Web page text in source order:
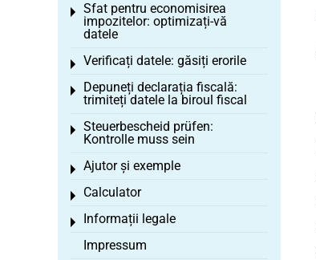
Sfat pentru economisirea
impozitelor: optimizați-vă
datele
Toggle menu
Verificați datele: găsiți erorile
Toggle menu
Depuneți declarația fiscală:
trimiteți datele la biroul fiscal
Toggle menu
Steuerbescheid prüfen:
Kontrolle muss sein
Toggle menu
Ajutor și exemple
Toggle menu
Calculator
Toggle menu
Informații legale
Toggle menu
Impressum